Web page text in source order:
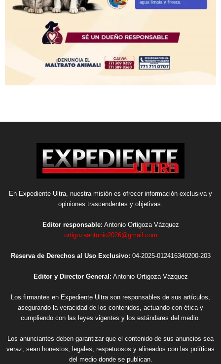
En Expediente Ultra, nuestra misión es ofrecer información exclusiva y
opiniones trascendentes y objetivas.
Editor responsable: Antonio Ortigoza Vázquez
ortigozaantonio2026@gmail.com
Reserva de Derechos al Uso Exclusivo: 04-2025-012416340200-203
Editor y Director General: Antonio Ortigoza Vázquez
Los firmantes en Expediente Ultra son responsables de sus artículos,
asegurando la veracidad de los contenidos, actuando con ética y
cumpliendo con las leyes vigentes y los estándares del medio.
Los anunciantes deben garantizar que el contenido de sus anuncios sea
veraz, sean honestos, legales, respetuosos y alineados con las políticas
del medio donde se publican.